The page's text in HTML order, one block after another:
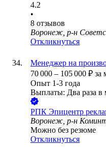
4.2
•
8 отзывов
Воронеж, р-н
Откликнуться
Менеджер на
70 000 – 105 000 ₽ за
Опыт 1-3 года
Выплаты: Два раза в
РПК Эпицентр
Воронеж, р-н
Можно без резюме
Откликнуться